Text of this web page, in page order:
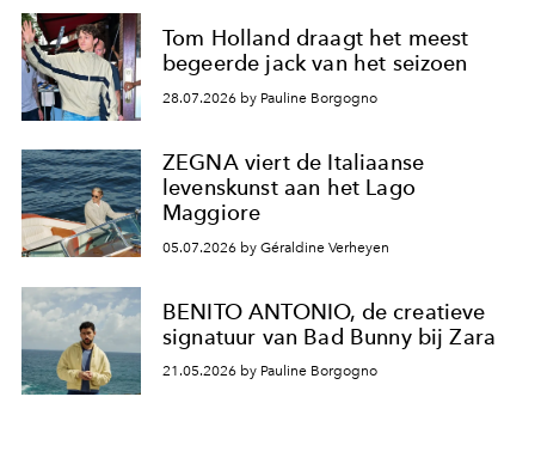
Tom Holland draagt het meest
begeerde jack van het seizoen
28.07.2026 by Pauline Borgogno
ZEGNA viert de Italiaanse
levenskunst aan het Lago
Maggiore
05.07.2026 by Géraldine Verheyen
BENITO ANTONIO, de creatieve
signatuur van Bad Bunny bij Zara
21.05.2026 by Pauline Borgogno